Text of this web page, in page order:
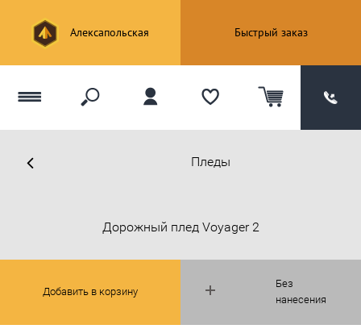
Алексапольская Быстрый заказ
Пледы
Без
нанесения
Дорожный плед Voyager 2
Добавить в корзину